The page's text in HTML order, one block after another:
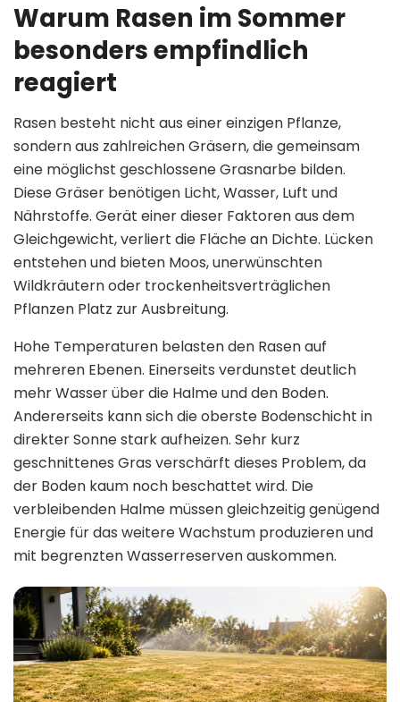
Warum Rasen im Sommer
besonders empfindlich
reagiert
Rasen besteht nicht aus einer einzigen Pflanze,
sondern aus zahlreichen Gräsern, die gemeinsam
eine möglichst geschlossene Grasnarbe bilden.
Diese Gräser benötigen Licht, Wasser, Luft und
Nährstoffe. Gerät einer dieser Faktoren aus dem
Gleichgewicht, verliert die Fläche an Dichte. Lücken
entstehen und bieten Moos, unerwünschten
Wildkräutern oder trockenheitsverträglichen
Pflanzen Platz zur Ausbreitung.
Hohe Temperaturen belasten den Rasen auf
mehreren Ebenen. Einerseits verdunstet deutlich
mehr Wasser über die Halme und den Boden.
Andererseits kann sich die oberste Bodenschicht in
direkter Sonne stark aufheizen. Sehr kurz
geschnittenes Gras verschärft dieses Problem, da
der Boden kaum noch beschattet wird. Die
verbleibenden Halme müssen gleichzeitig genügend
Energie für das weitere Wachstum produzieren und
mit begrenzten Wasserreserven auskommen.